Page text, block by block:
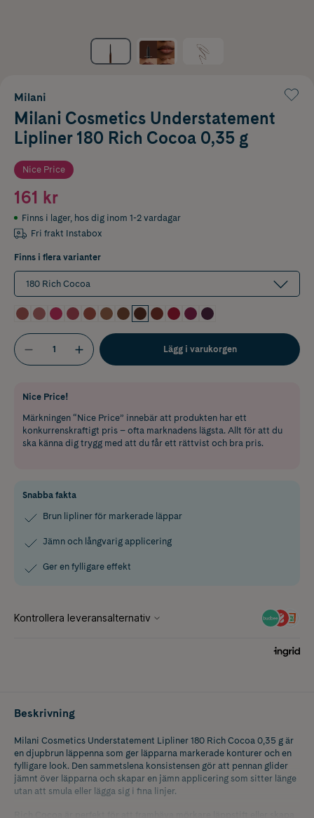
Milani
Milani Cosmetics Understatement
Lipliner 180 Rich Cocoa 0,35 g
Nice Price
161 kr
Finns i lager, hos dig inom 1-2 vardagar
Fri frakt Instabox
Finns i flera varianter
180 Rich Cocoa
Lägg i varukorgen
Nice Price!
Märkningen “Nice Price” innebär att produkten har ett
konkurrenskraftigt pris – ofta marknadens lägsta. Allt för att du
ska känna dig trygg med att du får ett rättvist och bra pris.
Snabba fakta
Brun lipliner för markerade läppar
Jämn och långvarig applicering
Ger en fylligare effekt
Beskrivning
Milani Cosmetics Understatement Lipliner 180 Rich Cocoa 0,35 g är
en djupbrun läppenna som ger läpparna markerade konturer och en
fylligare look. Den sammetslena konsistensen gör att pennan glider
jämnt över läpparna och skapar en jämn applicering som sitter länge
utan att smula eller lägga sig i fina linjer.